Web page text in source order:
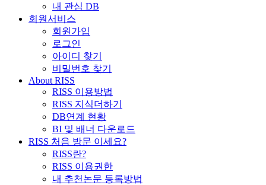
내 관심 DB
회원서비스
회원가입
로그인
아이디 찾기
비밀번호 찾기
About RISS
RISS 이용방법
RISS 지식더하기
DB연계 현황
BI 및 배너 다운로드
RISS 처음 방문 이세요?
RISS란?
RISS 이용권한
내 추천논문 등록방법